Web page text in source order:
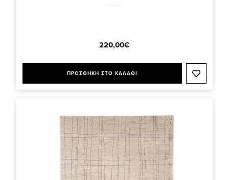
220,00€
ΠΡΟΣΘΗΚΗ ΣΤΟ ΚΑΛΑΘΙ